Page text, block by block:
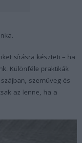
sírásra készteti – ha
Különféle praktikák
szemüveg és
az lenne, ha a